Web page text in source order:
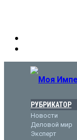
РУБРИКАТОР
Новости
Деловой мир
Эксперт